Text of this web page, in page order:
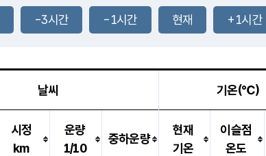
0.7m/s
27.3
℃ -mm
-3시간 -1시간 현재 +1시간
날씨 기온(℃)
시정
km
운량
1/10
중하운량
현재
기온
이슬점
온도